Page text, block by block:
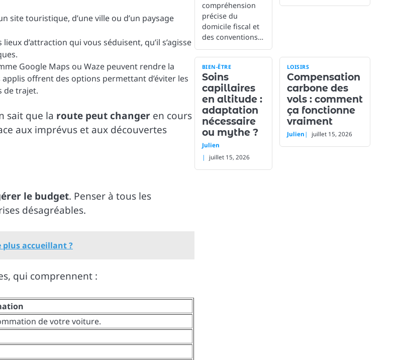
site touristique, d’une ville ou d’un paysage
d’attraction qui vous séduisent, qu’il s’agisse
Google Maps ou Waze peuvent rendre la
offrent des options permettant d’éviter les
de trajet.
sait que la route peut changer en cours
aux imprévus et aux découvertes
le budget. Penser à tous les
désagréables.
plus accueillant ?
qui comprennent :
de votre voiture.
compréhension
précise du
domicile fiscal et
des conventions…
BIEN-ÊTRE
Soins
capillaires
en altitude :
adaptation
nécessaire
ou mythe ?
Julien
juillet 15, 2026
LOISIRS
Compensation
carbone des
vols : comment
ça fonctionne
vraiment
Julien juillet 15, 2026